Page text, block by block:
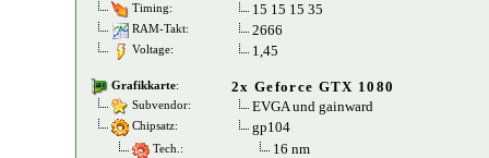
Timing: 15 15 15 35
RAM-Takt: 2666
Voltage: 1,45
Grafikkarte: 2x Geforce GTX 1080
Subvendor: EVGA und gainward
Chipsatz: gp104
Tech.: 16 nm